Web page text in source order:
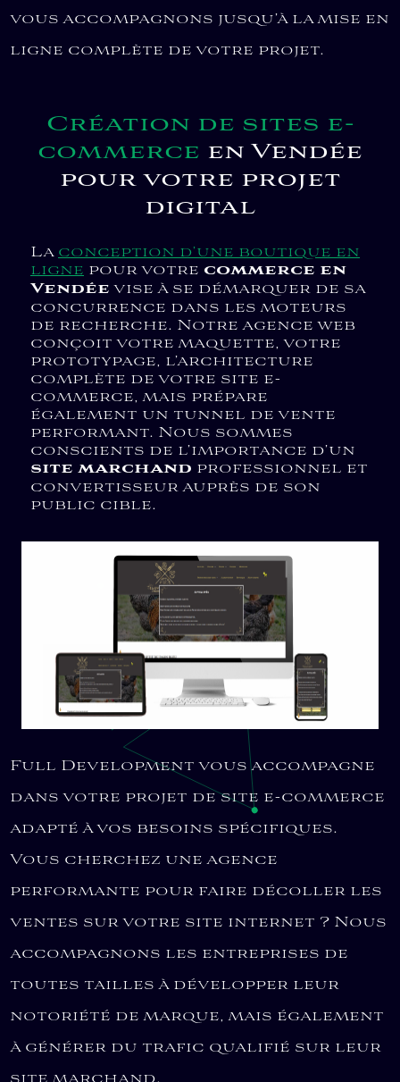
vous accompagnons jusqu’à la mise en
ligne complète de votre projet.
Création de sites e-
commerce en Vendée
pour votre projet
digital
La conception d’une boutique en
ligne pour votre commerce en
Vendée vise à se démarquer de sa
concurrence dans les moteurs
de recherche. Notre agence web
conçoit votre maquette, votre
prototypage, l’architecture
complète de votre site e-
commerce, mais prépare
également un tunnel de vente
performant. Nous sommes
conscients de l’importance d’un
site marchand professionnel et
convertisseur auprès de son
public cible.
Full Development vous accompagne
dans votre projet de site e-commerce
adapté à vos besoins spécifiques.
Vous cherchez une agence
performante pour faire décoller les
ventes sur votre site internet ? Nous
accompagnons les entreprises de
toutes tailles à développer leur
notoriété de marque, mais également
à générer du trafic qualifié sur leur